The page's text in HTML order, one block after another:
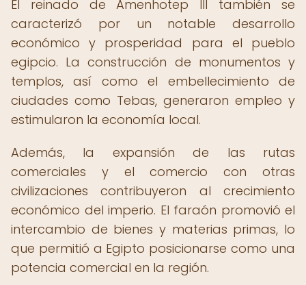
El reinado de Amenhotep III también se
caracterizó por un notable desarrollo
económico y prosperidad para el pueblo
egipcio. La construcción de monumentos y
templos, así como el embellecimiento de
ciudades como Tebas, generaron empleo y
estimularon la economía local.
Además, la expansión de las rutas
comerciales y el comercio con otras
civilizaciones contribuyeron al crecimiento
económico del imperio. El faraón promovió el
intercambio de bienes y materias primas, lo
que permitió a Egipto posicionarse como una
potencia comercial en la región.